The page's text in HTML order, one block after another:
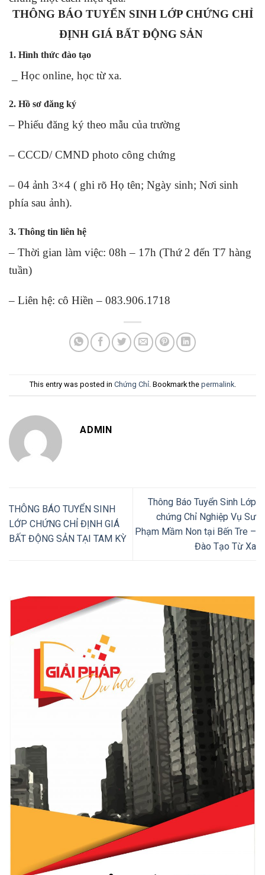
THÔNG BÁO TUYỂN SINH LỚP CHỨNG CHỈ
ĐỊNH GIÁ BẤT ĐỘNG SẢN
1. Hình thức đào tạo
_ Học online, học từ xa.
2. Hồ sơ đăng ký
– Phiếu đăng ký theo mẫu của trường
– CCCD/ CMND photo công chứng
– 04 ảnh 3×4 ( ghi rõ Họ tên; Ngày sinh; Nơi sinh
phía sau ảnh).
3. Thông tin liên hệ
– Thời gian làm việc: 08h – 17h (Thứ 2 đến T7 hàng
tuần)
– Liên hệ: cô Hiền – 083.906.1718
This entry was posted in Chứng Chỉ. Bookmark the permalink.
ADMIN
THÔNG BÁO TUYỂN SINH
LỚP CHỨNG CHỈ ĐỊNH GIÁ
BẤT ĐỘNG SẢN TẠI TAM KỲ
Thông Báo Tuyển Sinh Lớp
chứng Chỉ Nghiệp Vụ Sư
Phạm Mầm Non tại Bến Tre –
Đào Tạo Từ Xa